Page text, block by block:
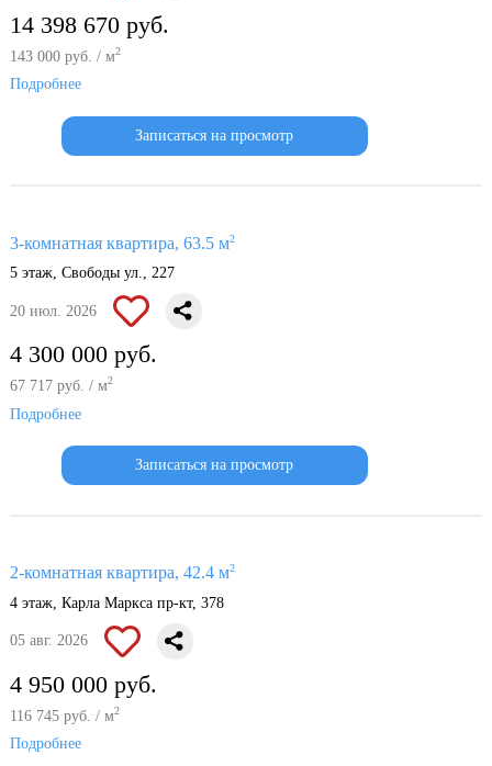
14 398 670 руб.
143 000 руб. / м2
Подробнее
Записаться на просмотр
3-комнатная квартира, 63.5 м2
5 этаж, Свободы ул., 227
20 июл. 2026
4 300 000 руб.
67 717 руб. / м2
Подробнее
Записаться на просмотр
2-комнатная квартира, 42.4 м2
4 этаж, Карла Маркса пр-кт, 378
05 авг. 2026
4 950 000 руб.
116 745 руб. / м2
Подробнее